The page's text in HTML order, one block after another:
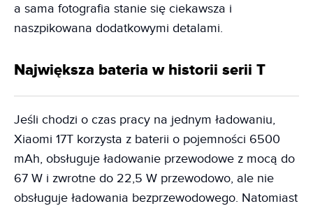
a sama fotografia stanie się ciekawsza i
naszpikowana dodatkowymi detalami.
Największa bateria w historii serii T
Jeśli chodzi o czas pracy na jednym ładowaniu,
Xiaomi 17T korzysta z baterii o pojemności 6500
mAh, obsługuje ładowanie przewodowe z mocą do
67 W i zwrotne do 22,5 W przewodowo, ale nie
obsługuje ładowania bezprzewodowego. Natomiast